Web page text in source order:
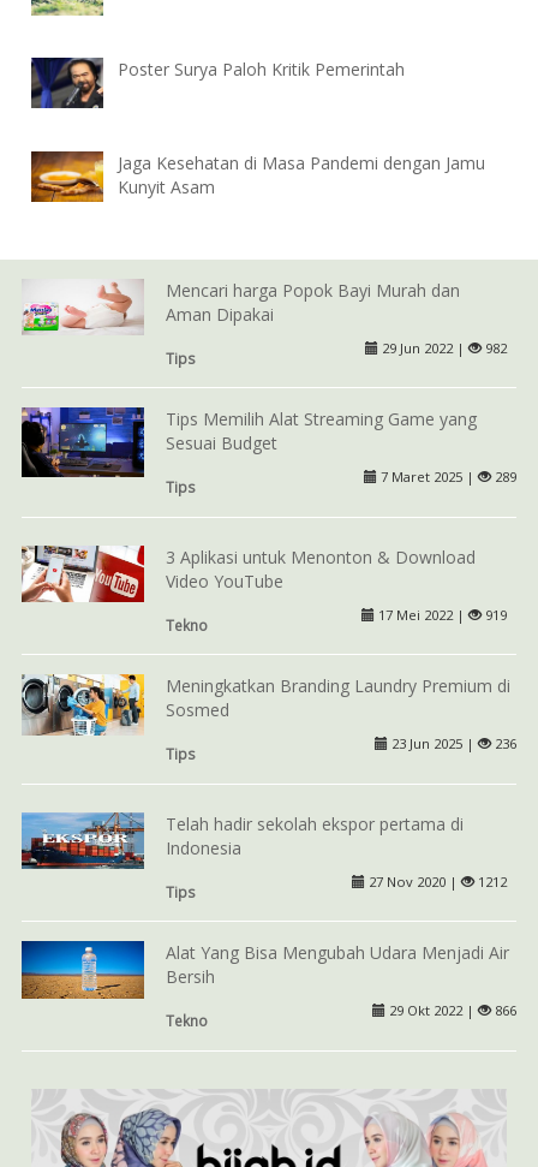
Poster Surya Paloh Kritik Pemerintah
Jaga Kesehatan di Masa Pandemi dengan Jamu
Kunyit Asam
Mencari harga Popok Bayi Murah dan
Aman Dipakai
Tips
29 Jun 2022 | 982
Tips Memilih Alat Streaming Game yang
Sesuai Budget
Tips
7 Maret 2025 | 289
3 Aplikasi untuk Menonton & Download
Video YouTube
Tekno
17 Mei 2022 | 919
Meningkatkan Branding Laundry Premium di
Sosmed
Tips
23 Jun 2025 | 236
Telah hadir sekolah ekspor pertama di
Indonesia
Tips
27 Nov 2020 | 1212
Alat Yang Bisa Mengubah Udara Menjadi Air
Bersih
Tekno
29 Okt 2022 | 866